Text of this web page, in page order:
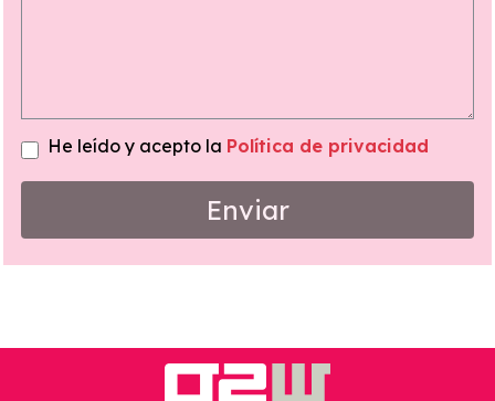
He leído y acepto la Política de privacidad
Enviar